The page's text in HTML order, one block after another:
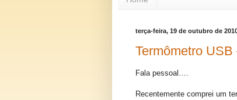
terça-feira, 19 de outubro de
Termômetro USB
Fala pessoal….
Recentemente comprei um